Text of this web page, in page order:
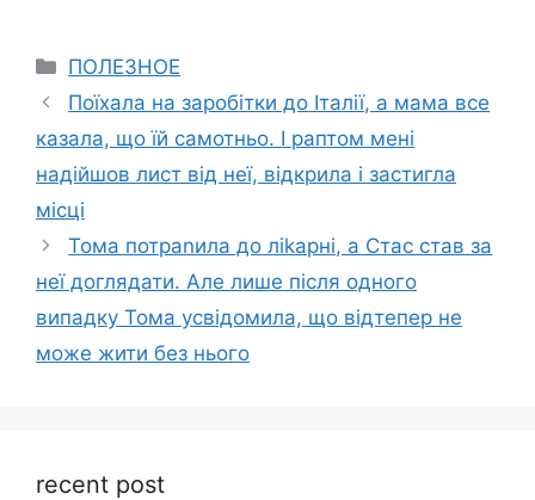
Categories
ПОЛЕЗНОЕ
Поїхала на заробітки до Італії, а мама все
казала, що їй самотньо. І раптом мені
надійшов лист від неї, відкрила і застигла
місці
Тома потраnила до ліkарні, а Стас став за
неї доглядати. Але лише після одного
випадку Тома усвідомила, що відтепер не
може жити без нього
recent post